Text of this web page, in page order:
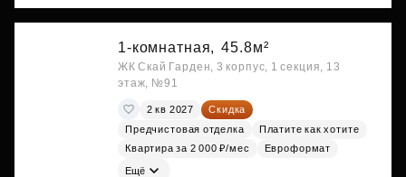
1-комнатная, 45.8м²
ЖК Скай Гарден, 3 корпус, 1 секция, 13
этаж, №91
2 кв 2027
Скидка
Предчистовая отделка
Платите как хотите
Квартира за 2 000 ₽/мес
Евроформат
Ещё